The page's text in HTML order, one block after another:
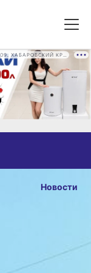
Новости